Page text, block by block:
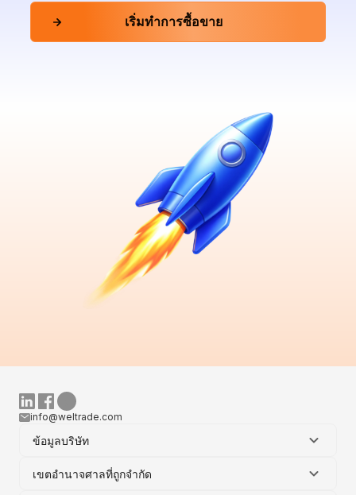
เริ่มทำการซื้อขาย
ข้อมูลบริษัท
เขตอำนาจศาลที่ถูกจำกัด
info@weltrade.com